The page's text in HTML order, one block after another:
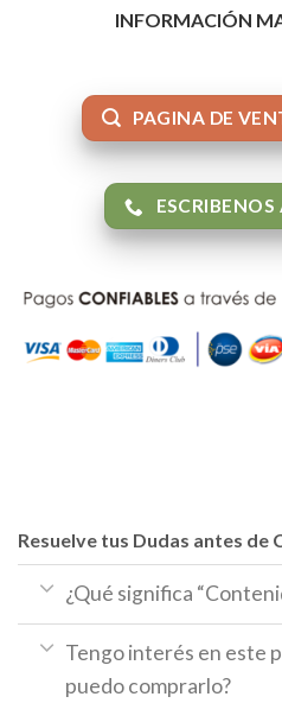
INFORMACIÓN
PAGINA DE
Resuelve tus Dudas antes de
¿Qué significa
Tengo interés en este
puedo comprarlo?